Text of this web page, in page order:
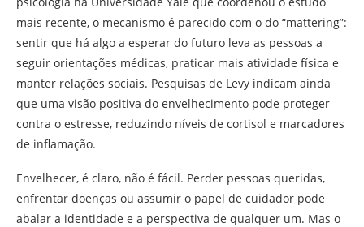
mais recente, o mecanismo é parecido com o do “mattering”:
sentir que há algo a esperar do futuro leva as pessoas a
seguir orientações médicas, praticar mais atividade física e
manter relações sociais. Pesquisas de Levy indicam ainda
que uma visão positiva do envelhecimento pode proteger
contra o estresse, reduzindo níveis de cortisol e marcadores
de inflamação.
Envelhecer, é claro, não é fácil. Perder pessoas queridas,
enfrentar doenças ou assumir o papel de cuidador pode
abalar a identidade e a perspectiva de qualquer um. Mas o